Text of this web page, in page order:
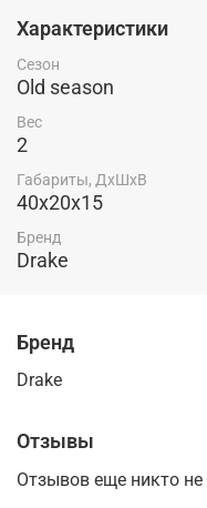
Характеристики
Сезон
Old season
Вес
2
Габариты, ДхШхВ
40x20x15
Бренд
Drake
Бренд
Drake
Отзывы
Отзывов еще никто не